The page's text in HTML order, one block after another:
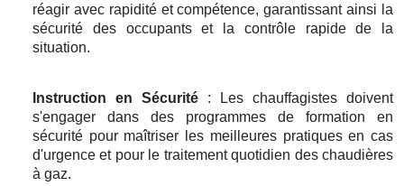
réagir avec rapidité et compétence, garantissant ainsi la
sécurité des occupants et la contrôle rapide de la
situation.
Instruction en Sécurité : Les chauffagistes doivent
s'engager dans des programmes de formation en
sécurité pour maîtriser les meilleures pratiques en cas
d'urgence et pour le traitement quotidien des chaudières
à gaz.